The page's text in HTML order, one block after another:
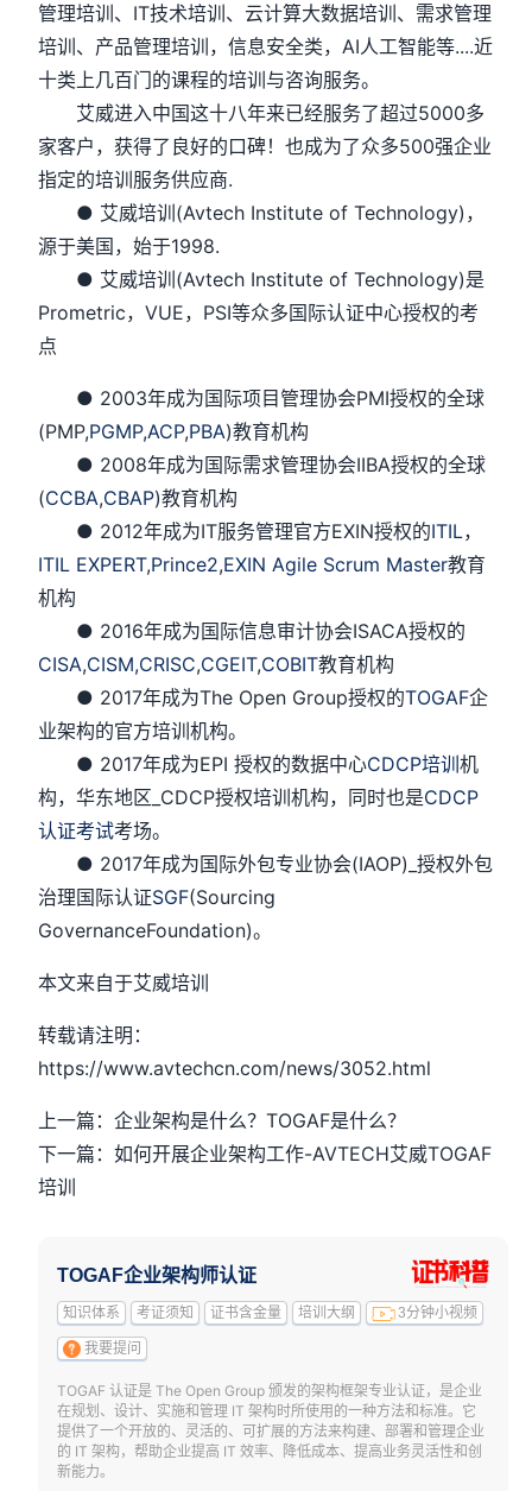
管理培训、IT技术培训、云计算大数据培训、需求管理
培训、产品管理培训，信息安全类，AI人工智能等....近
十类上几百门的课程的培训与咨询服务。
艾威进入中国这十八年来已经服务了超过5000多
家客户，获得了良好的口碑！也成为了众多500强企业
指定的培训服务供应商.
● 艾威培训(Avtech Institute of Technology)，
源于美国，始于1998.
● 艾威培训(Avtech Institute of Technology)是
Prometric，VUE，PSI等众多国际认证中心授权的考
点
● 2003年成为国际项目管理协会PMI授权的全球
(PMP,PGMP,ACP,PBA)教育机构
● 2008年成为国际需求管理协会IIBA授权的全球
(CCBA,CBAP)教育机构
● 2012年成为IT服务管理官方EXIN授权的ITIL，
ITIL EXPERT,Prince2,EXIN Agile Scrum Master教育
机构
● 2016年成为国际信息审计协会ISACA授权的
CISA,CISM,CRISC,CGEIT,COBIT教育机构
● 2017年成为The Open Group授权的TOGAF企
业架构的官方培训机构。
● 2017年成为EPI 授权的数据中心CDCP培训机
构，华东地区_CDCP授权培训机构，同时也是CDCP
认证考试考场。
● 2017年成为国际外包专业协会(IAOP)_授权外包
治理国际认证SGF(Sourcing
GovernanceFoundation)。
本文来自于艾威培训
转载请注明：
https://www.avtechcn.com/news/3052.html
上一篇：企业架构是什么？TOGAF是什么？
下一篇：如何开展企业架构工作-AVTECH艾威TOGAF
培训
TOGAF企业架构师认证
知识体系 考证须知 证书含金量 培训大纲 3分钟小视频
我要提问
TOGAF 认证是 The Open Group 颁发的架构框架专业认证，是企业
在规划、设计、实施和管理 IT 架构时所使用的一种方法和标准。它
提供了一个开放的、灵活的、可扩展的方法来构建、部署和管理企业
的 IT 架构，帮助企业提高 IT 效率、降低成本、提高业务灵活性和创
新能力。